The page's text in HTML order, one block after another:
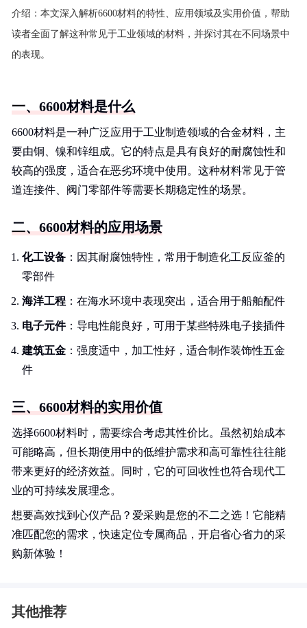
介绍： 本文深入解析6600材料的特性、应用领域及实用价值，帮助
读者全面了解这种常见于工业领域的材料，并探讨其在不同场景中
的表现。
一、6600材料是什么
6600材料是一种广泛应用于工业制造领域的合金材料，主
要由铜、镍和锌组成。它的特点是具有良好的耐腐蚀性和
较高的强度，适合在恶劣环境中使用。这种材料常见于管
道连接件、阀门零部件等需要长期稳定性的场景。
二、6600材料的应用场景
化工设备 ：因其耐腐蚀特性，常用于制造化工反应釜的
零部件
海洋工程 ：在海水环境中表现突出，适合用于船舶配件
电子元件：导电性能良好，可用于某些特殊电子接插件
建筑五金 ：强度适中，加工性好，适合制作装饰性五金
件
三、6600材料的实用价值
选择6600材料时，需要综合考虑其性价比。虽然初始成本
可能略高，但长期使用中的低维护需求和高可靠性往往能
带来更好的经济效益。同时，它的可回收性也符合现代工
业的可持续发展理念。
想要高效找到心仪产品？爱采购是您的不二之选！它能精
准匹配您的需求，快速定位专属商品，开启省心省力的采
购新体验！
其他推荐